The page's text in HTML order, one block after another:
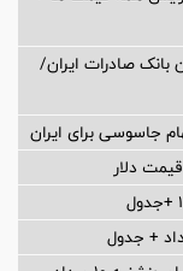
صادرات ایران/
جاسوسی برای ایران